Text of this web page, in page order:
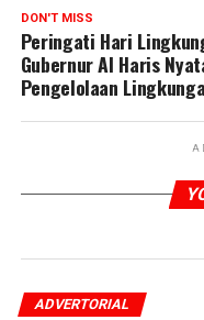
DON'T MISS
Peringati Hari
Gubernur Al Haris
Pengelolaan
ADVERTORIAL